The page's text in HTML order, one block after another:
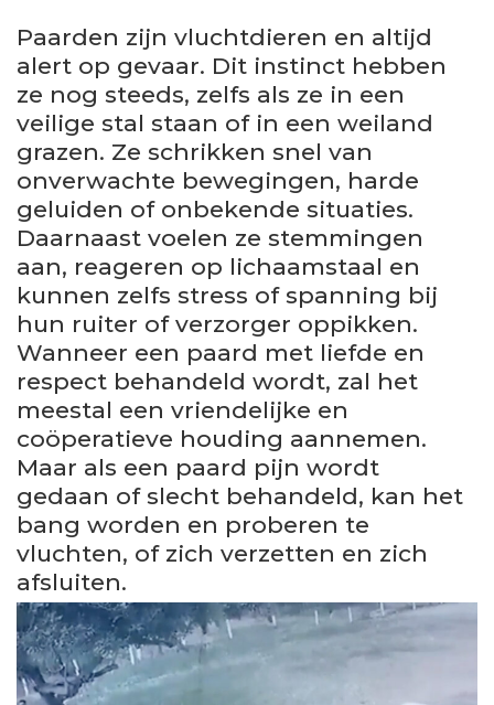
Paarden zijn vluchtdieren en altijd
alert op gevaar. Dit instinct hebben
ze nog steeds, zelfs als ze in een
veilige stal staan of in een weiland
grazen. Ze schrikken snel van
onverwachte bewegingen, harde
geluiden of onbekende situaties.
Daarnaast voelen ze stemmingen
aan, reageren op lichaamstaal en
kunnen zelfs stress of spanning bij
hun ruiter of verzorger oppikken.
Wanneer een paard met liefde en
respect behandeld wordt, zal het
meestal een vriendelijke en
coöperatieve houding aannemen.
Maar als een paard pijn wordt
gedaan of slecht behandeld, kan het
bang worden en proberen te
vluchten, of zich verzetten en zich
afsluiten.